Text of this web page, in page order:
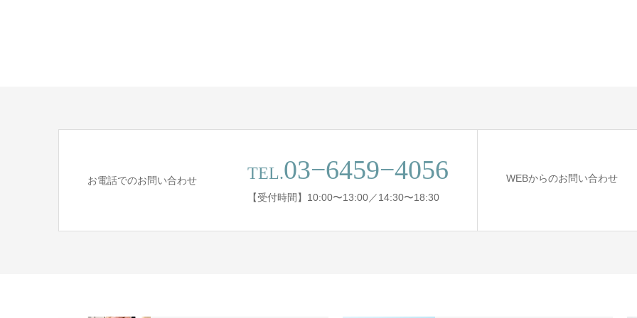
お電話でのお問い合わせ TEL.03−6459−4056
【受付時間】10:00〜13:00／14:30〜18:30
WEBからのお問い合わせ